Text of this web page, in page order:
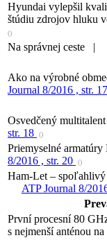
Hyundai vylepšil
štúdiu zdrojov hluku
()
Na správnej ceste |
Ako na výrobné
Journal 8/2016 , str. 17
Osvedčený
str. 18
()
Priemyselné
8/2016 , str. 20
()
Ham-Let –
ATP Journal 8/
První procesní 80
s nejmenší anténou